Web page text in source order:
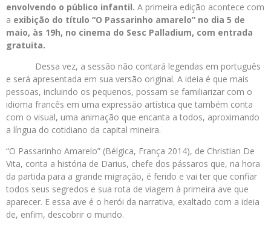
envolvendo o público infantil. A primeira edição acontece com
a exibição do título “O Passarinho amarelo” no dia 5 de
maio, às 19h, no cinema do Sesc Palladium, com entrada
gratuita.
Dessa vez, a sessão não contará legendas em português
e será apresentada em sua versão original. A ideia é que mais
pessoas, incluindo os pequenos, possam se familiarizar com o
idioma francês em uma expressão artística que também conta
com o visual, uma animação que encanta a todos, aproximando
a língua do cotidiano da capital mineira.
“O Passarinho Amarelo” (Bélgica, França 2014), de Christian De
Vita, conta a história de Darius, chefe dos pássaros que, na hora
da partida para a grande migração, é ferido e vai ter que confiar
todos seus segredos e sua rota de viagem à primeira ave que
aparecer. E essa ave é o herói da narrativa, exaltado com a ideia
de, enfim, descobrir o mundo.